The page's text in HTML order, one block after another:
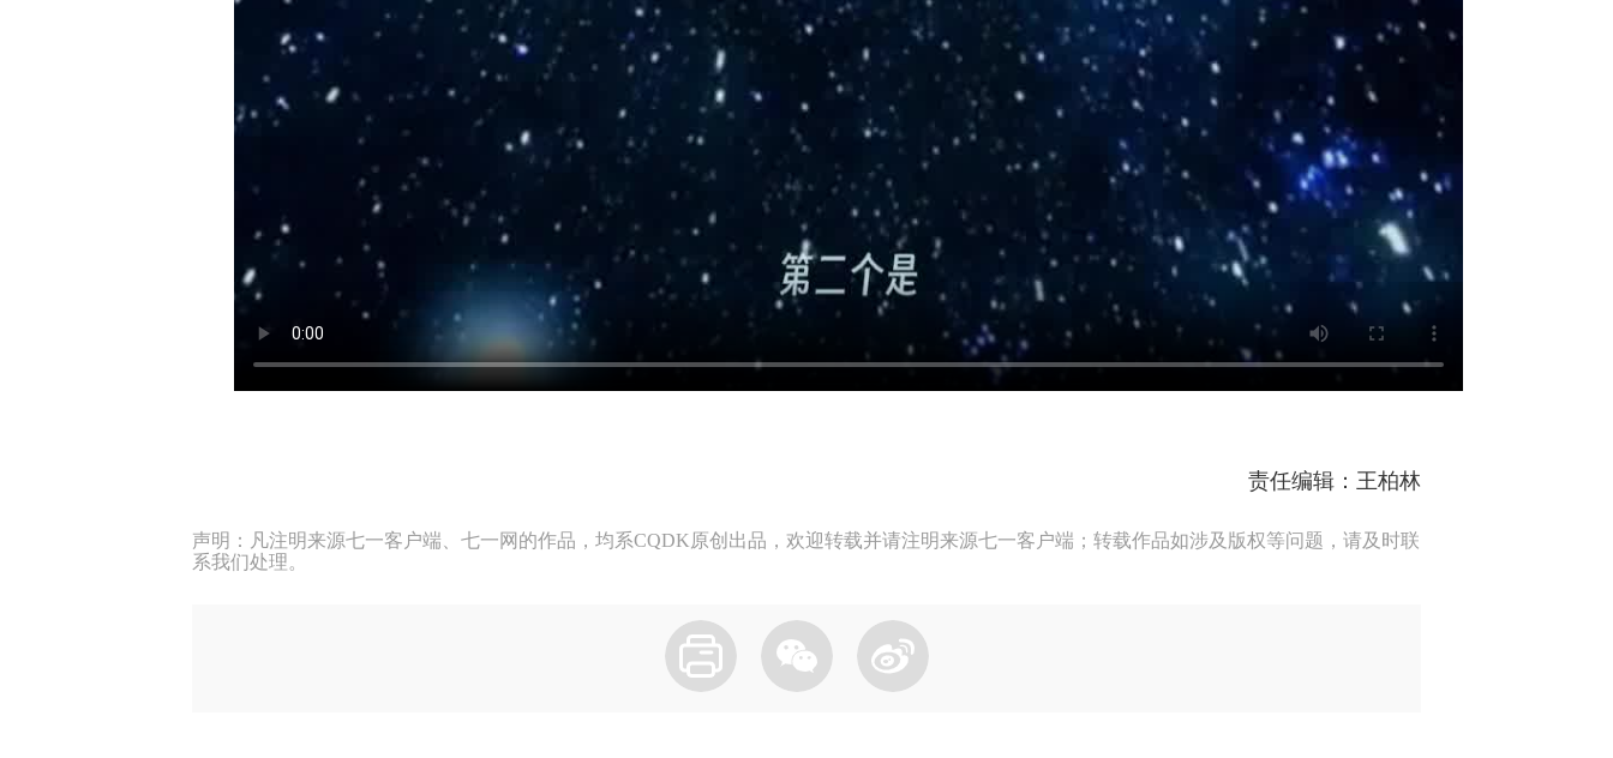
责任编辑：王柏林
声明：凡注明来源七一客户端、七一网的作品，均系CQDK原创出品，欢迎转载并请注明来源七一客户端；转载作品如涉及版权等问题，请及时联
系我们处理。